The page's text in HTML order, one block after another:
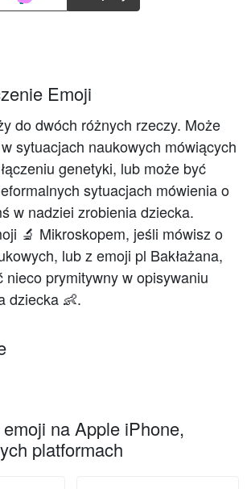
Emoji
do dwóch różnych rzeczy. Może
sytuacjach naukowych mówiących
genetyki, lub może być
sytuacjach mówienia o
w nadziei zrobienia dziecka.
🔬 Mikroskopem, jeśli mówisz o
lub z emoji pl Bakłażana,
nieco prymitywny w opisywaniu
dziecka 👶.
na Apple iPhone,
platformach